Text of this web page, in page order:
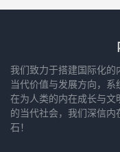
我们致力于搭建国际化的
当代价值与发展方向，
在为人类的内在成长与
的当代社会，我们深信
石！